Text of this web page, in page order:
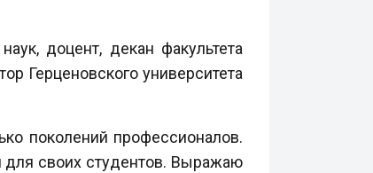
доцент, декан факультета
Герценовского университета
поколений профессионалов.
для своих студентов. Выражаю